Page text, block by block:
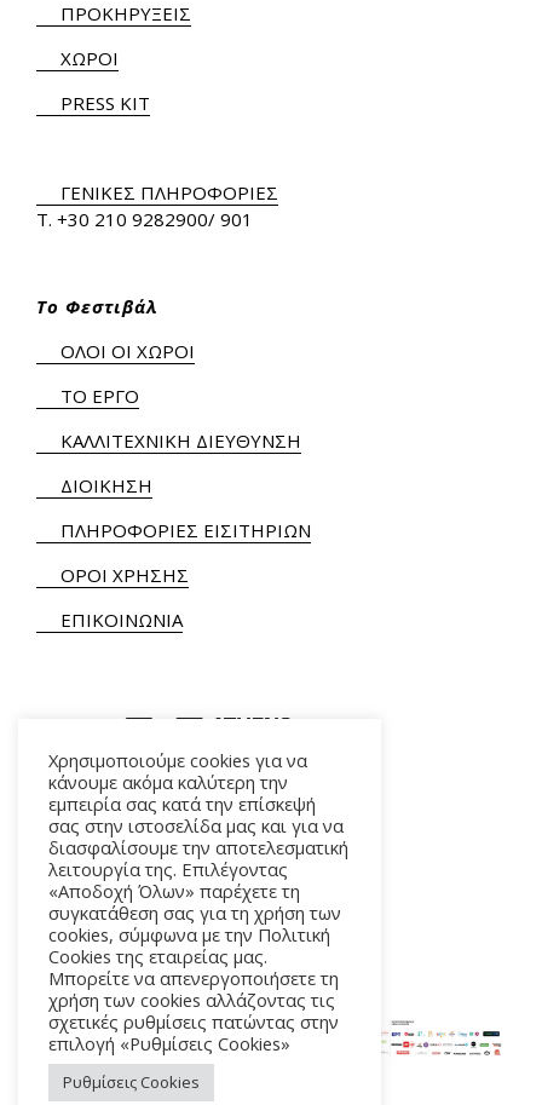
ΠΡΟΚΗΡΥΞΕΙΣ
ΧΩΡΟΙ
PRESS KIT
ΓΕΝΙΚΕΣ ΠΛΗΡΟΦΟΡΙΕΣ
Τ. +30 210 9282900/ 901
Το Φεστιβάλ
ΟΛΟΙ ΟΙ ΧΩΡΟΙ
ΤΟ ΕΡΓΟ
ΚΑΛΛΙΤΕΧΝΙΚΗ ΔΙΕΥΘΥΝΣΗ
ΔΙΟΙΚΗΣΗ
ΠΛΗΡΟΦΟΡΙΕΣ ΕΙΣΙΤΗΡΙΩΝ
ΟΡΟΙ ΧΡΗΣΗΣ
ΕΠΙΚΟΙΝΩΝΙΑ
ΑΛΚΜΗΝΗΣ 5 – 118 54 ΑΘΗΝΑ
Χρησιμοποιούμε cookies για να
κάνουμε ακόμα καλύτερη την
εμπειρία σας κατά την επίσκεψή
σας στην ιστοσελίδα μας και για να
διασφαλίσουμε την αποτελεσματική
λειτουργία της. Επιλέγοντας
«Αποδοχή Όλων» παρέχετε τη
συγκατάθεση σας για τη χρήση των
cookies, σύμφωνα με την Πολιτική
Cookies της εταιρείας μας.
Μπορείτε να απενεργοποιήσετε τη
χρήση των cookies αλλάζοντας τις
σχετικές ρυθμίσεις πατώντας στην
επιλογή «Ρυθμίσεις Cookies»
Ρυθμίσεις Cookies